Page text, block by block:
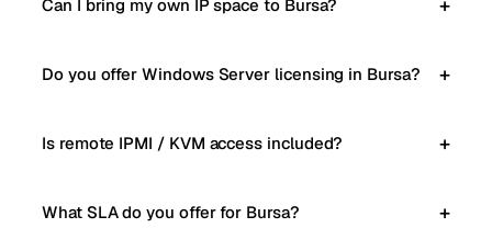
Can I bring my own IP space to Bursa?
Do you offer Windows Server licensing in Bursa?
Is remote IPMI / KVM access included?
What SLA do you offer for Bursa?